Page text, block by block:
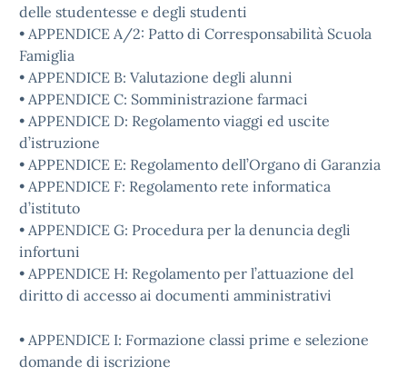
delle studentesse e degli studenti
• APPENDICE A/2: Patto di Corresponsabilità Scuola
Famiglia
• APPENDICE B: Valutazione degli alunni
• APPENDICE C: Somministrazione farmaci
• APPENDICE D: Regolamento viaggi ed uscite
d’istruzione
• APPENDICE E: Regolamento dell’Organo di Garanzia
• APPENDICE F: Regolamento rete informatica
d’istituto
• APPENDICE G: Procedura per la denuncia degli
infortuni
• APPENDICE H: Regolamento per l’attuazione del
diritto di accesso ai documenti amministrativi
• APPENDICE I: Formazione classi prime e selezione
domande di iscrizione